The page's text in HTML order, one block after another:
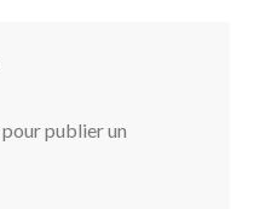
pour publier un